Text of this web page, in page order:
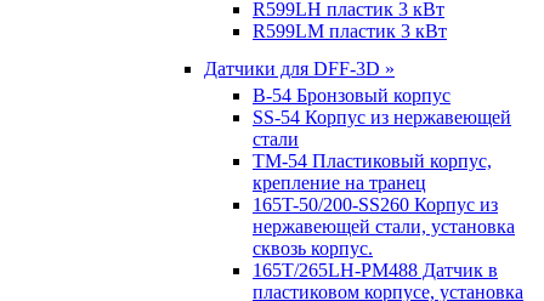
R599LH пластик 3 кВт
R599LM пластик 3 кВт
Датчики для DFF-3D »
B-54 Бронзовый корпус
SS-54 Корпус из нержавеющей
стали
TM-54 Пластиковый корпус,
крепление на транец
165T-50/200-SS260 Корпус из
нержавеющей стали, установка
сквозь корпус.
165T/265LH-PM488 Датчик в
пластиковом корпусе, установка